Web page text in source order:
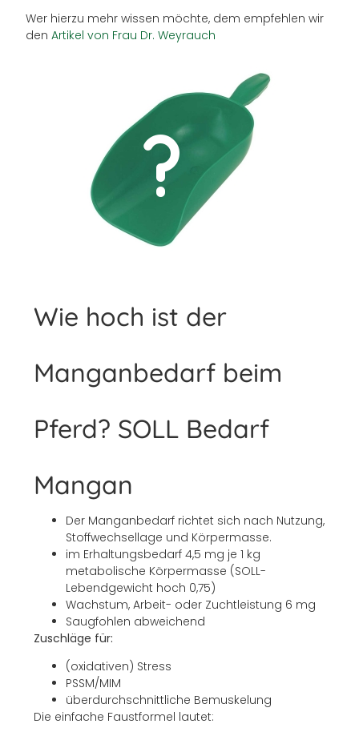
Wer hierzu mehr wissen möchte, dem empfehlen wir
denArtikel von Frau Dr. Weyrauch
Wie hoch ist der
Manganbedarf beim
Pferd? SOLL Bedarf
Mangan
Der Manganbedarf richtet sich nach Nutzung,
Stoffwechsellage und Körpermasse.
im Erhaltungsbedarf 4,5 mg je 1 kg
metabolische Körpermasse (SOLL-
Lebendgewicht hoch 0,75)
Wachstum, Arbeit- oder Zuchtleistung 6 mg
Saugfohlen abweichend
Zuschläge für:
(oxidativen) Stress
PSSM/MIM
überdurchschnittliche Bemuskelung
Die einfache Faustformel lautet: